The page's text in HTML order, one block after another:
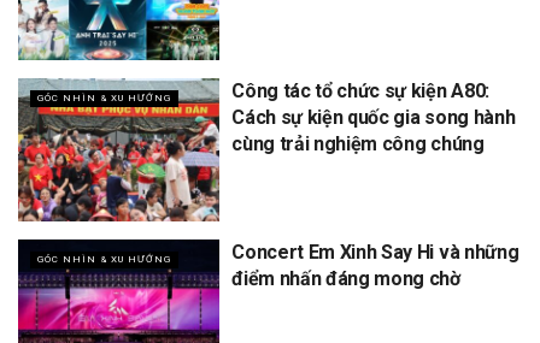
GÓC NHÌN & XU HƯỚNG
Công tác tổ chức sự kiện A80:
Cách sự kiện quốc gia song hành
cùng trải nghiệm công chúng
GÓC NHÌN & XU HƯỚNG
Concert Em Xinh Say Hi và những
điểm nhấn đáng mong chờ